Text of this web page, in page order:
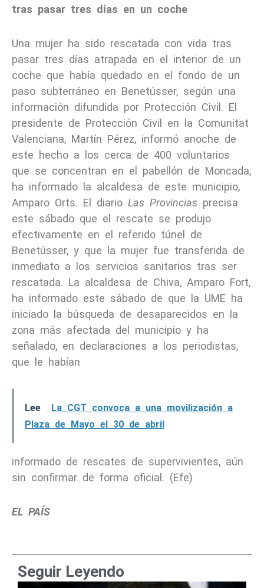
tras pasar tres días en un coche
Una mujer ha sido rescatada con vida tras
pasar tres días atrapada en el interior de un
coche que había quedado en el fondo de un
paso subterráneo en Benetússer, según una
información difundida por Protección Civil. El
presidente de Protección Civil en la Comunitat
Valenciana, Martín Pérez, informó anoche de
este hecho a los cerca de 400 voluntarios
que se concentran en el pabellón de Moncada,
ha informado la alcaldesa de este municipio,
Amparo Orts. El diario Las Provincias precisa
este sábado que el rescate se produjo
efectivamente en el referido túnel de
Benetússer, y que la mujer fue transferida de
inmediato a los servicios sanitarios tras ser
rescatada. La alcaldesa de Chiva, Amparo Fort,
ha informado este sábado de que la UME ha
iniciado la búsqueda de desaparecidos en la
zona más afectada del municipio y ha
señalado, en declaraciones a los periodistas,
que le habían
Lee
La CGT convoca a una movilización a
Plaza de Mayo el 30 de abril
informado de rescates de supervivientes, aún
sin confirmar de forma oficial. (Efe)
EL PAÍS
Seguir Leyendo